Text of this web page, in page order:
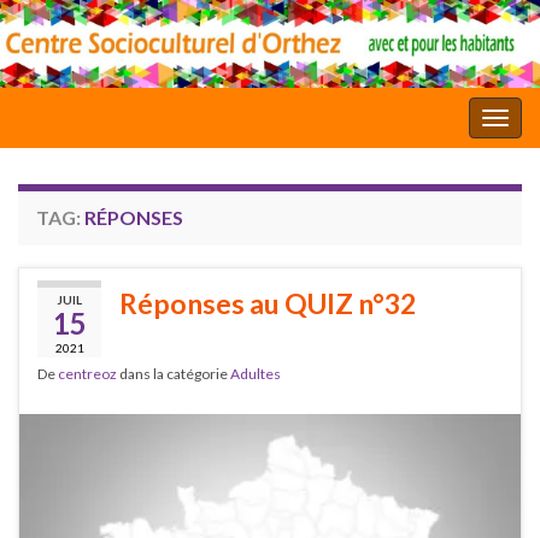
TAG: RÉPONSES
JUIL
15
2021
Réponses au QUIZ n°32
De centreoz dans la catégorieAdultes